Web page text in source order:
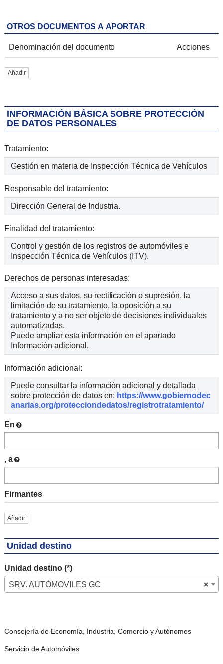
OTROS DOCUMENTOS A APORTAR
Denominación del documento Acciones
Añadir
INFORMACIÓN BÁSICA SOBRE PROTECCIÓN
DE DATOS PERSONALES
Tratamiento:
Gestión en materia de Inspección Técnica de Vehículos
Responsable del tratamiento:
Dirección General de Industria.
Finalidad del tratamiento:
Control y gestión de los registros de automóviles e
Inspección Técnica de Vehículos (ITV).
Derechos de personas interesadas:
Acceso a sus datos, su rectificación o supresión, la
limitación de su tratamiento, la oposición a su
tratamiento y a no ser objeto de decisiones individuales
automatizadas.
Puede ampliar esta información en el apartado
Información adicional.
Información adicional:
Puede consultar la información adicional y detallada
sobre protección de datos en: https://www.gobiernodec
anarias.org/protecciondedatos/registrotratamiento/
En
, a
Firmantes
Añadir
Unidad destino
Unidad destino (*)
×
SRV. AUTÓMOVILES GC
Consejería de Economía, Industria, Comercio y Autónomos
Servicio de Automóviles